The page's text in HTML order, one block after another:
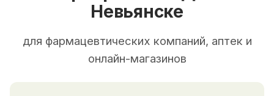
Невьянске
для фармацевтических компаний, аптек и
онлайн-магазинов